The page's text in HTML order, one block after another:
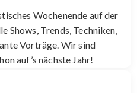
Wochenende auf der
Shows, Trends, Techniken,
Vorträge. Wir sind
auf’s nächste Jahr!